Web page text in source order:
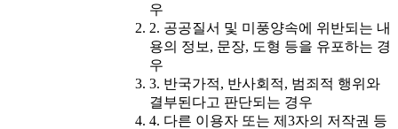
우
2. 공공질서 및 미풍양속에 위반되는 내
용의 정보, 문장, 도형 등을 유포하는 경
우
3. 반국가적, 반사회적, 범죄적 행위와
결부된다고 판단되는 경우
4. 다른 이용자 또는 제3자의 저작권 등